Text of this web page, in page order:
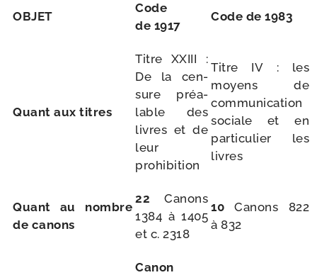
OBJET
Code
de 1917
Code de 1983
Quant aux titres
Titre XXIII :
De la cen­
sure préa­
lable des
livres et de
leur
prohibition
Titre IV : les
moyens de
com­mu­ni­ca­tion
sociale et en
par­ti­cu­lier les
livres
Quant au nombre
de canons
22 Canons
1384 à 1405
et c. 2318
10 Canons 822
à 832
Canon